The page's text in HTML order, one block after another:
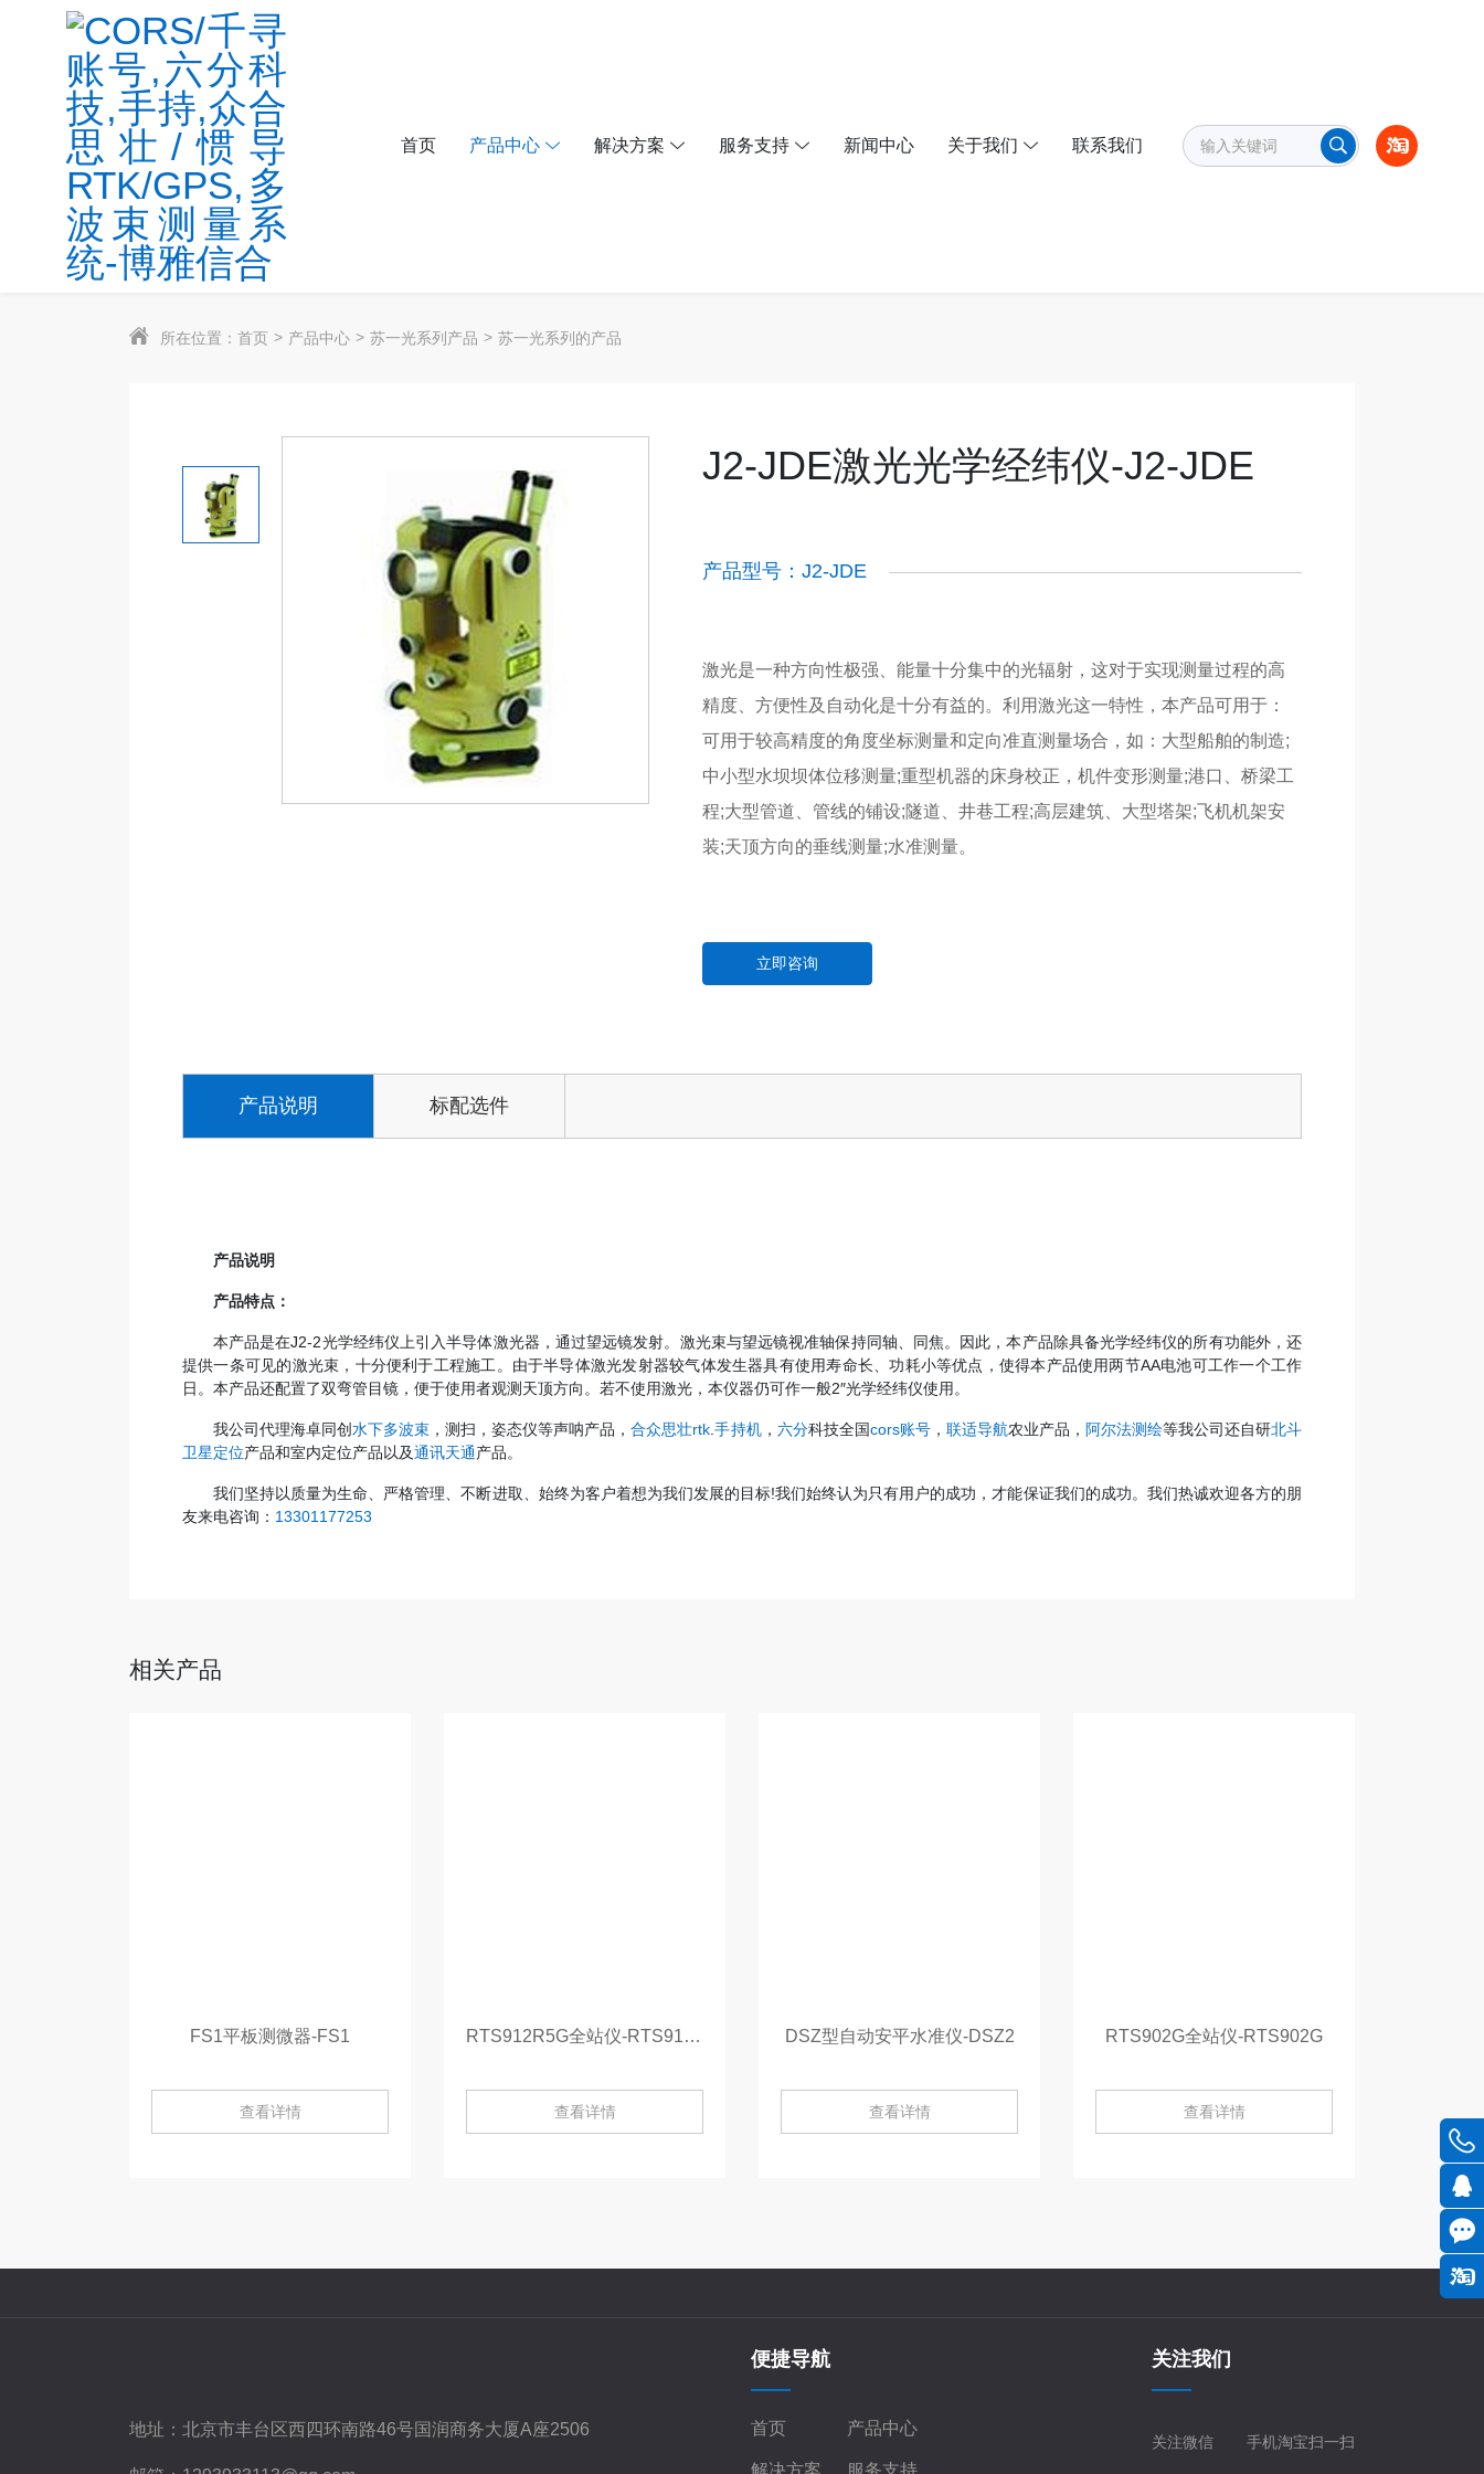
首页 产品中心 解决方案 服务支持 新闻中心 关于我们 联系我们
所在位置： 首页 产品中心 苏一光系列产品 苏一光系列的产品
J2-JDE激光光学经纬仪-J2-JDE
产品型号：J2-JDE
激光是一种方向性极强、能量十分集中的光辐射，这对于实现测量过程的高
精度、方便性及自动化是十分有益的。利用激光这一特性，本产品可用于：
可用于较高精度的角度坐标测量和定向准直测量场合，如：大型船舶的制造;
中小型水坝坝体位移测量;重型机器的床身校正，机件变形测量;港口、桥梁工
程;大型管道、管线的铺设;隧道、井巷工程;高层建筑、大型塔架;飞机机架安
装;天顶方向的垂线测量;水准测量。
立即咨询
产品说明 标配选件
产品说明
产品特点：
本产品是在J2-2光学经纬仪上引入半导体激光器，通过望远镜发射。激光束与望远镜视准轴保持同轴、同焦。因此，本产品除具备光学经纬仪的所有功能外，还
提供一条可见的激光束，十分便利于工程施工。由于半导体激光发射器较气体发生器具有使用寿命长、功耗小等优点，使得本产品使用两节AA电池可工作一个工作
日。本产品还配置了双弯管目镜，便于使用者观测天顶方向。若不使用激光，本仪器仍可作一般2″光学经纬仪使用。
我公司代理海卓同创水下多波束 ，测扫，姿态仪等声呐产品，合众思壮rtk .手持机， 六分科技全国cors账号， 联适导航农业产品， 阿尔法测绘等我公司还自研北斗
卫星定位产品和室内定位产品以及通讯天通产品。
我们坚持以质量为生命、严格管理、不断进取、始终为客户着想为我们发展的目标!我们始终认为只有用户的成功，才能保证我们的成功。我们热诚欢迎各方的朋
友来电咨询： 13301177253
相关产品
FS1平板测微器-FS1
查看详情
RTS912R5G全站仪-RTS912R5G
查看详情
DSZ型自动安平水准仪-DSZ2
查看详情
RTS902G全站仪-RTS902G
查看详情
地址： 北京市丰台区西四环南路46号国润商务大厦A座2506
便捷导航
首页 产品中心
解决方案 服务支持
关注我们
关注微信 手机淘宝扫一扫